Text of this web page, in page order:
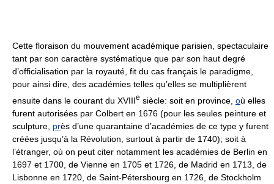
Cette floraison du mouvement académique parisien, spectaculaire
tant par son caractère systématique que par son haut degré
d’officialisation par la royauté, fit du cas français le paradigme,
pour ainsi dire, des académies telles qu’elles se multiplièrent
ensuite dans le courant du XVIIIe siècle: soit en province, où elles
furent autorisées par Colbert en 1676 (pour les seules peinture et
sculpture, près d’une quarantaine d’académies de ce type y furent
créées jusqu’à la Révolution, surtout à partir de 1740); soit à
l’étranger, où on peut citer notamment les académies de Berlin en
1697 et 1700, de Vienne en 1705 et 1726, de Madrid en 1713, de
Lisbonne en 1720, de Saint-Pétersbourg en 1726, de Stockholm